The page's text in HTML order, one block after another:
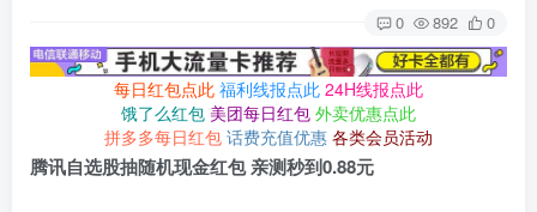
0 892 0
每日红包点此 福利线报点此 24H线报点此
饿了么红包 美团每日红包 外卖优惠点此
拼多多每日红包 话费充值优惠 各类会员活动
腾讯自选股抽随机现金红包 亲测秒到0.88元